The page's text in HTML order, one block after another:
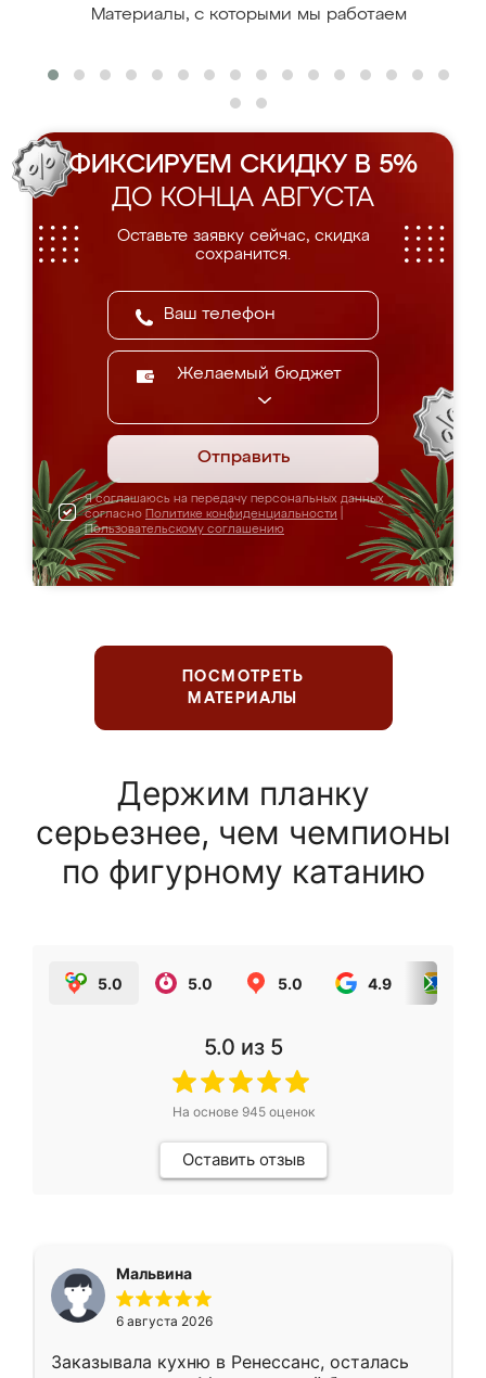
Материалы, с которыми мы работаем
ФИКСИРУЕМ СКИДКУ В 5%
ДО КОНЦА АВГУСТА
Оставьте заявку сейчас, скидка
сохранится.
Желаемый бюджет
Отправить
Я соглашаюсь на передачу персональных данных
согласно Политике конфиденциальности
Пользовательскому соглашению
ПОСМОТРЕТЬ
МАТЕРИАЛЫ
Держим планку
серьезнее, чем чемпионы
по фигурному катанию
5.0 5.0 5.0 4.9
5.0 из 5
На основе 945оценок
Оставить отзыв
Мальвина
6 августа 2026
Заказывала кухню в Ренессанс, осталась